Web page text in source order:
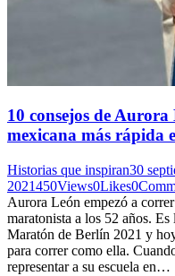
10 consejos de
mexicana más rápida
Historias que inspiran30
2021450Views0Likes0
Aurora León empezó a
maratonista a los 52 años.
Maratón de Berlín 2021 y
para correr como ella.
representar a su escuela en…